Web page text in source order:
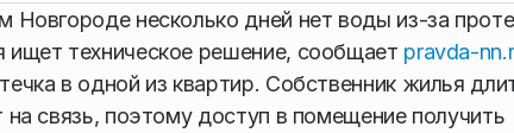
Новгороде несколько дней нет воды из-за
техническое решение, сообщает pravda-
в одной из квартир. Собственник жилья
связь, поэтому доступ в помещение получить